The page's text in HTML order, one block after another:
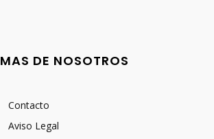
MAS DE NOSOTROS
Contacto
Aviso Legal